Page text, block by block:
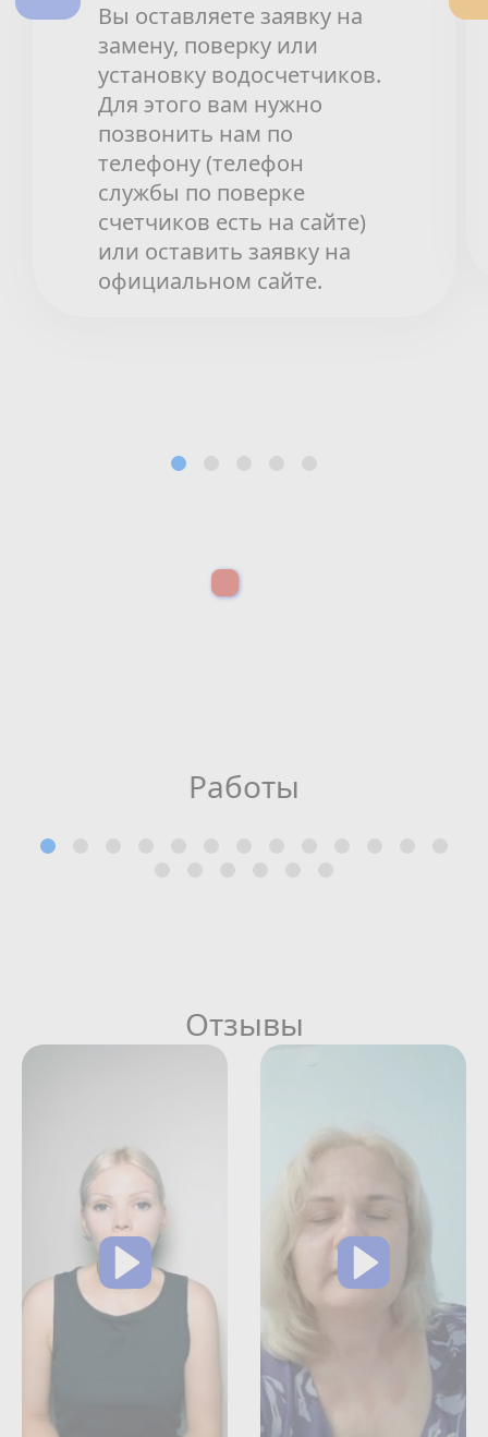
Вы оставляете заявку на
замену, поверку или
установку водосчетчиков.
Для этого вам нужно
позвонить нам по
телефону (телефон
службы по поверке
счетчиков есть на сайте)
или оставить заявку на
официальном сайте.
Работы
Отзывы